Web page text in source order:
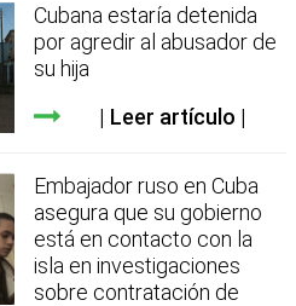
Cubana estaría detenida
por agredir al abusador de
su hija
Leer artículo
Embajador ruso en Cuba
asegura que su gobierno
está en contacto con la
isla en investigaciones
sobre contratación de